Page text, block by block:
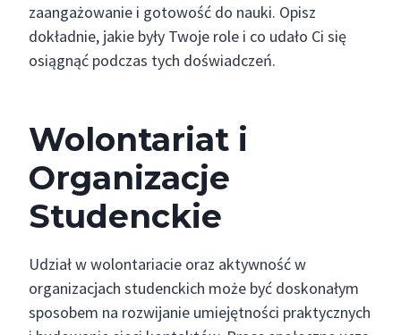
zaangażowanie i gotowość do nauki. Opisz
dokładnie, jakie były Twoje role i co udało Ci się
osiągnąć podczas tych doświadczeń.
Wolontariat i
Organizacje
Studenckie
Udział w wolontariacie oraz aktywność w
organizacjach studenckich może być doskonałym
sposobem na rozwijanie umiejętności praktycznych